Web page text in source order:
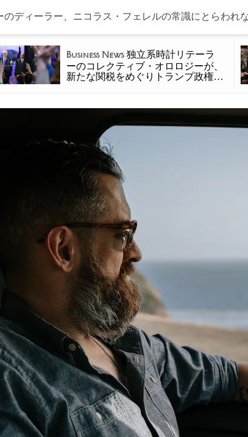
のディーラー、ニコラス・フェレルの常識にとらわれ
Business News 独立系時計リテーラ
ーのコレクティブ・オロロジーが、
新たな関税をめぐりトランプ政権を